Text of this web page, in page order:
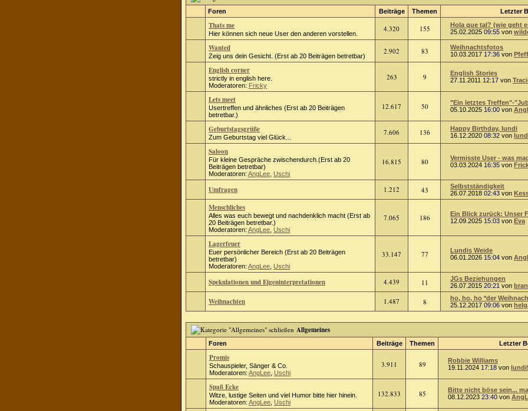
Foren Beiträge Themen Letzter
Thats me
Hier können sich neue User den anderen vorstellen.
4.320 155
Hola que tal? (wie geht
25.02.2025 09:55 von
Wanted
Zeig uns dein Gesicht. (Erst ab 20 Beiträgen betretbar)
2.902 83
Weihnachtsfotos
10.03.2017 17:36 von
English corner
strictly in english here.
Moderatoren: Fricky
263 9
English Stories
27.11.2011 12:17 von
Lets meet
Usertreffen und ähnliches (Erst ab 20 Beiträgen
betretbar.)
12.617 50
"Ein letztes Treffen"-
05.10.2025 16:00 von
Geburtstagsgrüße
Zum Geburtstag viel Glück...
7.606 136
Happy Birthday, lundi
16.12.2020 08:32 von
Saloon
Für kleine Gespräche zwischendurch.(Erst ab 20
Beiträgen betretbar)
Moderatoren: AngLee Uschi
16.815 80
Vermisste User - was
03.03.2024 16:35 von
Umfragen 1.212 43
Selbstständigkeit
26.07.2018 02:43 von
Menschliches
Alles was euch bewegt und nachdenklich macht (Erst ab
20 Beiträgen betretbar.)
Moderatoren: AngLee Uschi
7.065 186
Ein Blick zurück: Unser
12.09.2025 15:03 von Eva
Lagerfeuer
Euer persönlicher Bereich (Erst ab 20 Beiträgen
betretbar)
Moderatoren: AngLee Uschi
33.147 77
Lundis Weide
06.01.2026 15:04 von
Spekulationen und Eigeninterpretationen 4.439 11
JGs Beziehungen
26.07.2015 20:21 von
Weihnachten 1.487 8
ho, ho, ho *der
25.12.2017 09:06 von
Allgemeines
Foren Beiträge Themen Letzter
Promis
Schauspieler, Sänger & Co.
Moderatoren: AngLee Uschi
3.911 89
Robbie Williams
19.11.2024 17:18 von
Spaß Ecke
Witze, lustige Seiten und viel Humor bitte hier hinein.
Moderatoren: AngLee Uschi
132.833 85
Bitte nicht böse sein...
08.12.2023 23:40 von